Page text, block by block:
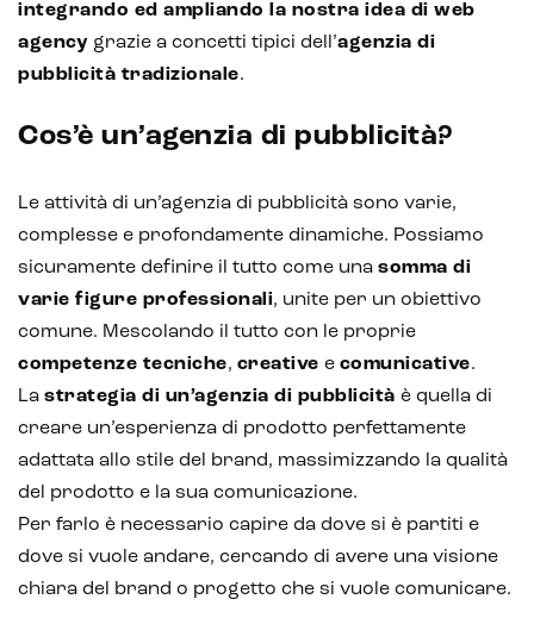
Intelligenza Artificiale e AR VR -
Metaverso
integrando ed ampliando la nostra idea di web
agency grazie a concetti tipici dell’agenzia di
pubblicità tradizionale.
Cos’è un’agenzia di pubblicità?
Le attività di un’agenzia di pubblicità sono varie,
complesse e profondamente dinamiche. Possiamo
sicuramente definire il tutto come una somma di
varie figure professionali, unite per un obiettivo
comune. Mescolando il tutto con le proprie
competenze tecniche, creative e comunicative.
La strategia di un’agenzia di pubblicità è quella di
creare un’esperienza di prodotto perfettamente
adattata allo stile del brand, massimizzando la qualità
del prodotto e la sua comunicazione.
Per farlo è necessario capire da dove si è partiti e
dove si vuole andare, cercando di avere una visione
chiara del brand o progetto che si vuole comunicare.